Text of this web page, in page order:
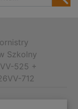
Szkolny
525 +
712